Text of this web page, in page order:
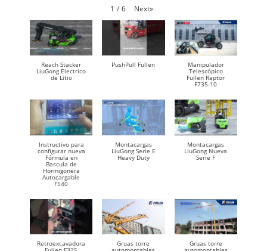
1 / 6 Next»
Reach Stacker
LiuGong Electrico
de Litio
PushPull Fullen
Manipulador
Telescópico
Fullen Raptor
F735-10
Instructivo para
configurar nueva
Fórmula en
Bascula de
Hormigonera
Autocargable
F540
Montacargas
LiuGong Serie E
Heavy Duty
Montacargas
LiuGong Nueva
Serie F
Retroexcavadora
Gruas torre
Gruas torre